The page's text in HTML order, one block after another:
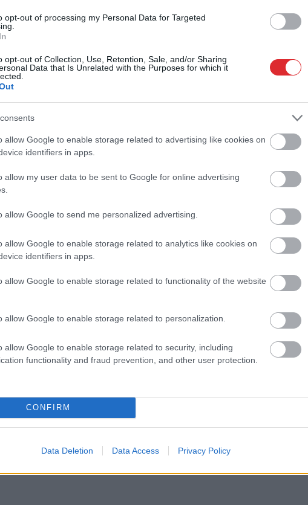
opt-out of processing my Personal Data for Targeted
opt-out of Collection, Use, Retention, Sale, and/or Sharing
Data that Is Unrelated with the Purposes for which it
allow Google to enable storage related to advertising like cookies on
identifiers in apps.
allow my user data to be sent to Google for online advertising
allow Google to send me personalized advertising.
allow Google to enable storage related to analytics like cookies on
identifiers in apps.
allow Google to enable storage related to functionality of the website
allow Google to enable storage related to personalization.
allow Google to enable storage related to security, including
functionality and fraud prevention, and other user protection.
CONFIRM
Data Deletion Data Access Privacy Policy
zodiaka zīmju
labāk
atradīs veidu,
atriebties
VIDEO. Rīgā
dzelzceļa
tūkstošu eiro
kino scenārists, ja vien nebūtu dzīvojis
Ne velti visas viņa slavenākās lugas ne
teātros un opernamos, bet arī regulāri